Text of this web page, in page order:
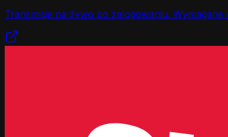
Transmisje na żywo po zalogowaniu. Wymagane